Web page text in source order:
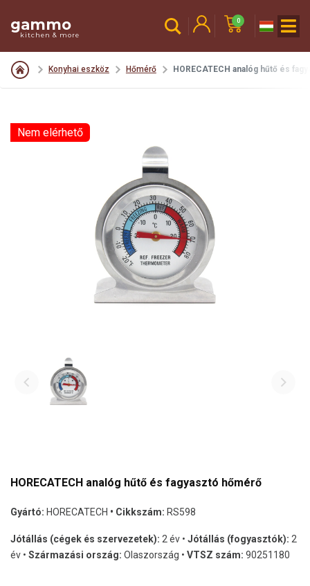
gammo
kitchen & more
0
Konyhai eszköz Hőmérő HORECATECH analóg hűtő és
Nem elérhető
HORECATECH analóg hűtő és fagyasztó hőmérő
Gyártó: HORECATECH • Cikkszám: RS598
Jótállás (cégek és szervezetek): 2 év • Jótállás (fogyasztók): 2
év • Származási ország: Olaszország • VTSZ szám: 90251180